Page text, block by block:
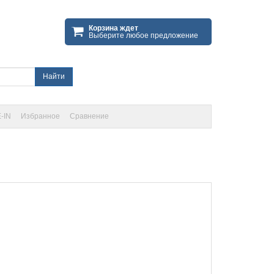
Корзина ждет
Выберите любое предложение
Найти
IN Избранное Сравнение